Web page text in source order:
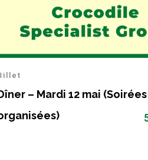
– Mardi 12 mai (Soirées